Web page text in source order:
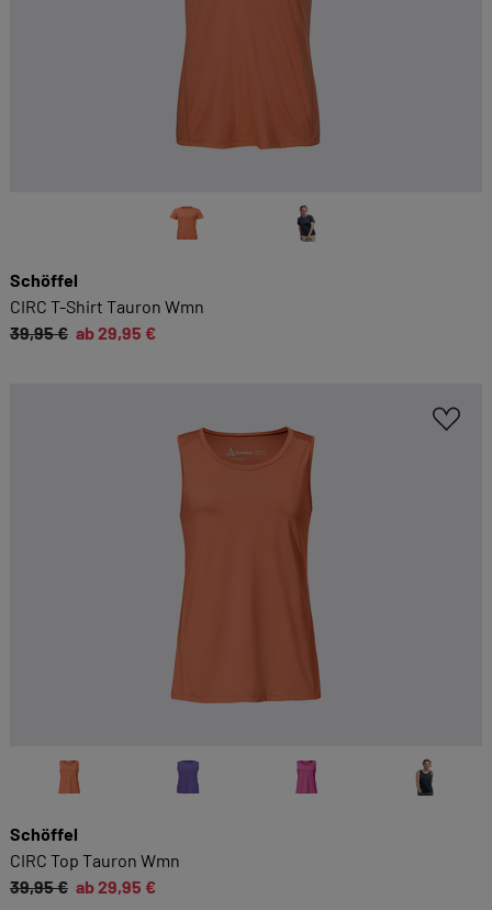
Schöffel
CIRC T-Shirt Tauron Wmn
39,95 € ab 29,95 €
Schöffel
CIRC Top Tauron Wmn
39,95 € ab 29,95 €